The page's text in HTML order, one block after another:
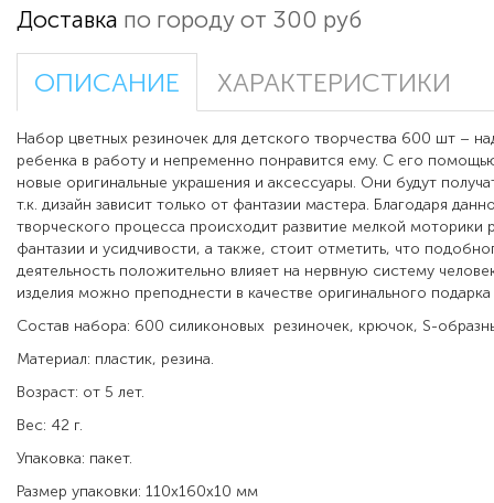
Доставка по городу от 300 руб
ОПИСАНИЕ ХАРАКТЕРИСТИКИ
Набор цветных резиночек для детского творчества 600 шт –
ребенка в работу и непременно понравится ему. С его
новые оригинальные украшения и аксессуары. Они будут
т.к. дизайн зависит только от фантазии мастера. Благодаря
творческого процесса происходит развитие мелкой моторики
фантазии и усидчивости, а также, стоит отметить, что
деятельность положительно влияет на нервную систему
изделия можно преподнести в качестве оригинального
Состав набора: 600 силиконовых резиночек, крючок, S-
Материал: пластик, резина.
Возраст: от 5 лет.
Вес: 42 г.
Упаковка: пакет.
Размер упаковки: 110х160х10 мм